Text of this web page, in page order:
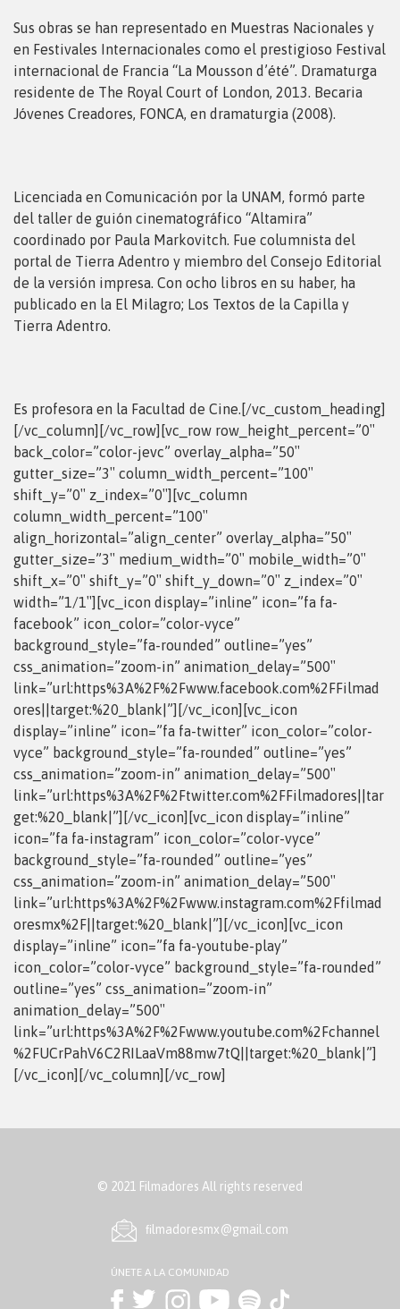
Sus obras se han representado en Muestras Nacionales y
en Festivales Internacionales como el prestigioso Festival
internacional de Francia “La Mousson d’été”. Dramaturga
residente de The Royal Court of London, 2013. Becaria
Jóvenes Creadores, FONCA, en dramaturgia (2008).
Licenciada en Comunicación por la UNAM, formó parte
del taller de guión cinematográfico “Altamira”
coordinado por Paula Markovitch. Fue columnista del
portal de Tierra Adentro y miembro del Consejo Editorial
de la versión impresa. Con ocho libros en su haber, ha
publicado en la El Milagro; Los Textos de la Capilla y
Tierra Adentro.
Es profesora en la Facultad de Cine.[/vc_custom_heading]
[/vc_column][/vc_row][vc_row row_height_percent=”0″
back_color=”color-jevc” overlay_alpha=”50″
gutter_size=”3″ column_width_percent=”100″
shift_y=”0″ z_index=”0″][vc_column
column_width_percent=”100″
align_horizontal=”align_center” overlay_alpha=”50″
gutter_size=”3″ medium_width=”0″ mobile_width=”0″
shift_x=”0″ shift_y=”0″ shift_y_down=”0″ z_index=”0″
width=”1/1″][vc_icon display=”inline” icon=”fa fa-
facebook” icon_color=”color-vyce”
background_style=”fa-rounded” outline=”yes”
css_animation=”zoom-in” animation_delay=”500″
link=”url:https%3A%2F%2Fwww.facebook.com%2FFilmad
ores||target:%20_blank|”][/vc_icon][vc_icon
display=”inline” icon=”fa fa-twitter” icon_color=”color-
vyce” background_style=”fa-rounded” outline=”yes”
css_animation=”zoom-in” animation_delay=”500″
link=”url:https%3A%2F%2Ftwitter.com%2FFilmadores||tar
get:%20_blank|”][/vc_icon][vc_icon display=”inline”
icon=”fa fa-instagram” icon_color=”color-vyce”
background_style=”fa-rounded” outline=”yes”
css_animation=”zoom-in” animation_delay=”500″
link=”url:https%3A%2F%2Fwww.instagram.com%2Ffilmad
oresmx%2F||target:%20_blank|”][/vc_icon][vc_icon
display=”inline” icon=”fa fa-youtube-play”
icon_color=”color-vyce” background_style=”fa-rounded”
outline=”yes” css_animation=”zoom-in”
animation_delay=”500″
link=”url:https%3A%2F%2Fwww.youtube.com%2Fchannel
%2FUCrPahV6C2RILaaVm88mw7tQ||target:%20_blank|”]
[/vc_icon][/vc_column][/vc_row]
© 2021 Filmadores All rights reserved
ﬁlmadoresmx@gmail.com
ÚNETE A LA COMUNIDAD